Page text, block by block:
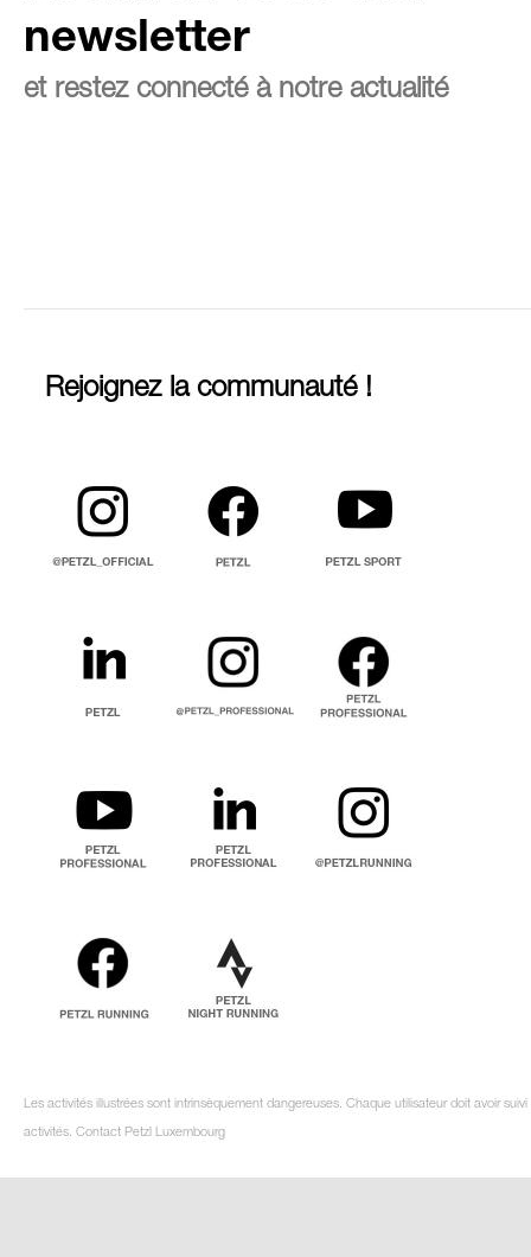
newsletter
et restez connecté à notre actualité
Rejoignez la communauté !
Les activités illustrées sont intrinsèquement dangereuses. Chaque utilisateur doit avoir
activités. Contact Petzl Luxembourg